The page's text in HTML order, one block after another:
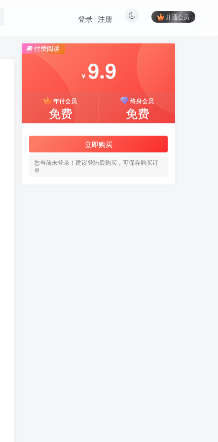
开通会员
登录 注册
付费阅读
￥ 9.9
年付会员
免费
终身会员
免费
立即购买
您当前未登录！建议登陆后购买，可保存购买订
单